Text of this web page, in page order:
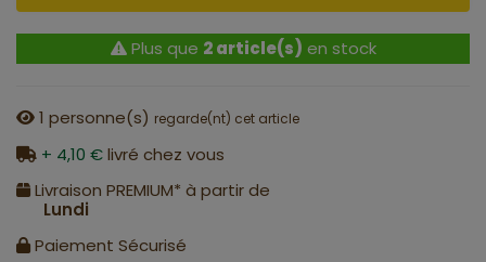
Plus que 2 article(s) en stock
1 personne(s) regarde(nt) cet article
+ 4,10 €livré chez vous
Livraison PREMIUM* à partir de
Lundi
Paiement Sécurisé